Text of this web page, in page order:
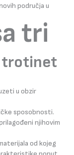
područja u
trotinet
u obzir
sposobnosti.
njihovim
od kojeg